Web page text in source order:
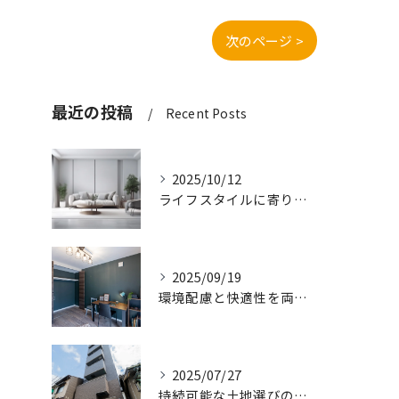
次のページ >
最近の投稿 Recent Posts
2025/10/12
ライフスタイルに寄り添う快適な新築一戸建て設計
2025/09/19
環境配慮と快適性を両立させた新築一戸建ての暮らし方
2025/07/27
持続可能な土地選びのポイント